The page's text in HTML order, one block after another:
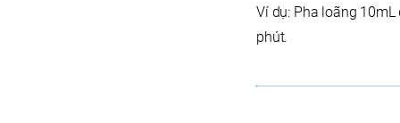
Ví dụ: Pha loãng
phút.